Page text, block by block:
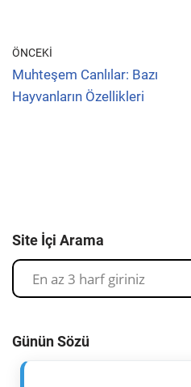
ÖNCEKI
Muhteşem Canlılar: Bazı
Hayvanların Özellikleri
Site İçi Arama
Günün Sözü